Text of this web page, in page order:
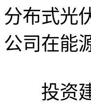
分布式光
公司在能
投资建